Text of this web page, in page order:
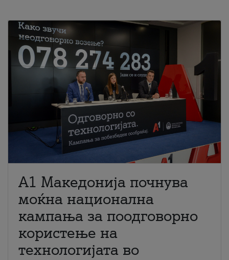
A1 Македонија почнува
моќна национална
кампања за поодговорно
користење на
технологијата во